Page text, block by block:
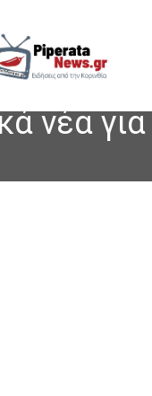
νέα